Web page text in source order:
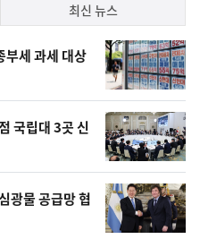
최신 뉴스
세 과세 대상
국립대 3곳 신
광물 공급망 협